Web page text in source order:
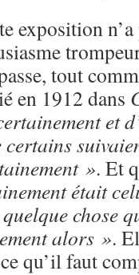
exposition
tout
en 1912 dans
et
». Et
était
chose
alors ».
qu’il faut